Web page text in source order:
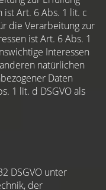
Art. 6 Abs. 1 lit. c
die Verarbeitung zur
ist Art. 6 Abs. 1
Interessen
natürlichen
Daten
1 lit. d DSGVO als
DSGVO unter
der